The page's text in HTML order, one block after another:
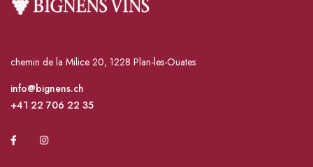
chemin de la Milice 20, 1228 Plan-les-Ouates
info@bignens.ch
+41 22 706 22 35